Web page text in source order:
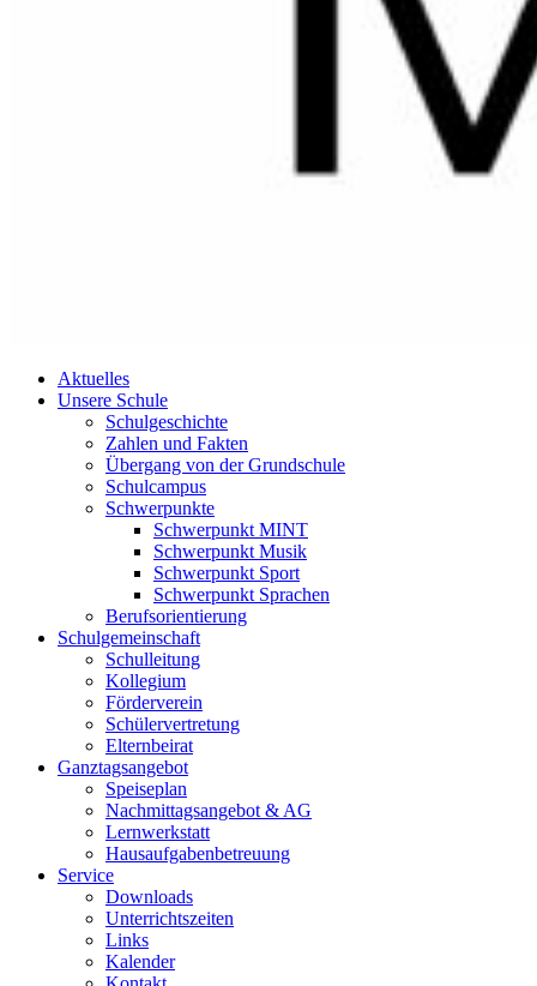
Aktuelles
Unsere Schule
Schulgeschichte
Zahlen und Fakten
Übergang von der Grundschule
Schulcampus
Schwerpunkte
Schwerpunkt MINT
Schwerpunkt Musik
Schwerpunkt Sport
Schwerpunkt Sprachen
Berufsorientierung
Schulgemeinschaft
Schulleitung
Kollegium
Förderverein
Schülervertretung
Elternbeirat
Ganztagsangebot
Speiseplan
Nachmittagsangebot & AG
Lernwerkstatt
Hausaufgabenbetreuung
Service
Downloads
Unterrichtszeiten
Links
Kalender